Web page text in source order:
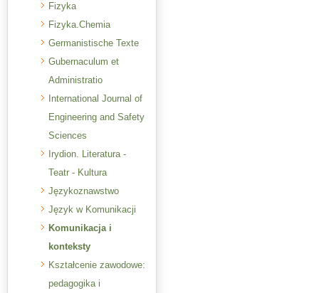
Fizyka
Fizyka.Chemia
Germanistische Texte
Gubernaculum et
Administratio
International Journal of
Engineering and Safety
Sciences
Irydion. Literatura -
Teatr - Kultura
Językoznawstwo
Język w Komunikacji
Komunikacja i
konteksty
Kształcenie zawodowe:
pedagogika i